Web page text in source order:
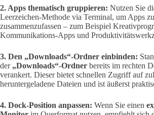
2. Apps thematisch gruppieren: Nutzen Sie
Leerzeichen-Methode via Terminal, um Apps
zusammenzufassen – zum Beispiel
Kommunikations-Apps und
3. Den „Downloads“-Ordner einbinden:
der „Downloads“-Ordner bereits im rechten
verankert. Dieser bietet schnellen Zugriff auf
heruntergeladene Dateien und ist äußerst
4. Dock-Position anpassen: Wenn Sie einen